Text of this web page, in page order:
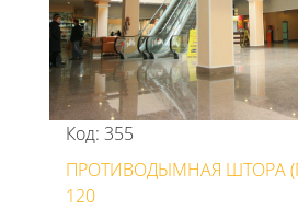
Код: 355
ПРОТИВОДЫМНАЯ ШТОРА
120